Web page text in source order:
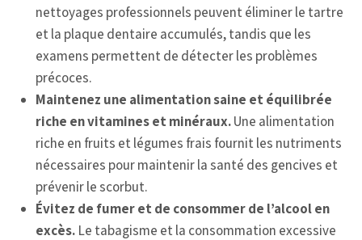
nettoyages professionnels peuvent éliminer le tartre
et la plaque dentaire accumulés, tandis que les
examens permettent de détecter les problèmes
précoces.
Maintenez une alimentation saine et équilibrée
riche en vitamines et minéraux.Une alimentation
riche en fruits et légumes frais fournit les nutriments
nécessaires pour maintenir la santé des gencives et
prévenir le scorbut.
Évitez de fumer et de consommer de l’alcool en
excès. Le tabagisme et la consommation excessive